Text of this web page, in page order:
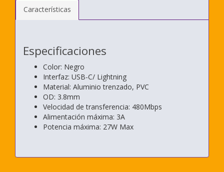
Características
Especificaciones
Color: Negro
Interfaz: USB-C/ Lightning
Material: Aluminio trenzado, PVC
OD: 3.8mm
Velocidad de transferencia: 480Mbps
Alimentación máxima: 3A
Potencia máxima: 27W Max